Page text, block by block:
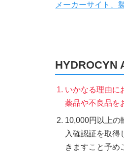
メーカーサイト、
いかなる理由に
薬品や不良品を
10,000円以上の
入確認証を取得
きますこと予め